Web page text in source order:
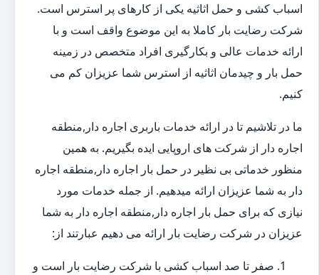
اسباب کشی و حمل اثاثیه یکی از کارهای پر استرس است.
شرکت رضایت بار کاملا به این موضوع واقف است و با
ارائه خدمات عالی و بکارگیری افراد متخصص در زمینه
حمل بار و چیدمان اثاثیه از استرس شما عزیزان کم می
کنیم.
ما در تلاشیم تا در ارائه خدمات باربری اجاره دار,منطقه
اجاره دار از شرکت های اروپایی ایده بگیریم. به همین
منظور خدماتی بی نظیر در حمل بار اجاره دار,منطقه اجاره
دار به شما عزیزان ارائه میدهیم. از جمله خدمات مورد
نیازی که برای حمل بار اجاره دار,منطقه اجاره دار به شما
عزیزان در شرکت رضایت بار ارائه می دهیم عبارتند از:
صفر تا صد اسباب کشی با شرکت رضایت بار است و